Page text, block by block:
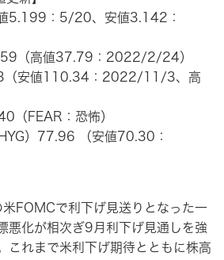
5.199：5/20、安値3.142：
（高値37.79：2022/2/24）
安値110.34：2022/11/3、高
（FEAR：恐怖）
）77.96 （安値70.30：
FOMCで利下げ見送りとなった一
悪化が相次ぎ9月利下げ見通しを強
これまで米利下げ期待とともに株高